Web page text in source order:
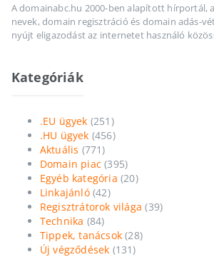
A domainabc.hu 2000-ben alapított hírportál,
nevek, domain regisztráció és domain adás-
nyújt eligazodást az internetet használó
Kategóriák
.EU ügyek (251)
.HU ügyek (456)
Aktuális (771)
Domain piac (395)
Egyéb kategória (20)
Linkajánló(42)
Regisztrátorok világa (39)
Technika (84)
Tippek, tanácsok (28)
Új végződések (131)